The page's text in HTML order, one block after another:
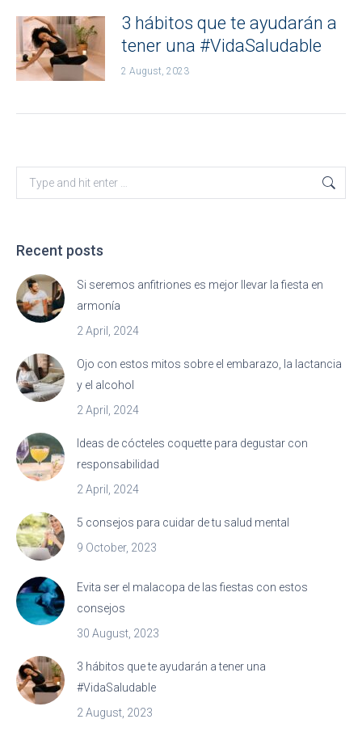
3 hábitos que te ayudarán a
tener una #VidaSaludable
2 August, 2023
Search:
Recent posts
Si seremos anfitriones es mejor llevar la fiesta en
armonía
2 April, 2024
Ojo con estos mitos sobre el embarazo, la lactancia
y el alcohol
2 April, 2024
Ideas de cócteles coquette para degustar con
responsabilidad
2 April, 2024
5 consejos para cuidar de tu salud mental
9 October, 2023
Evita ser el malacopa de las fiestas con estos
consejos
30 August, 2023
3 hábitos que te ayudarán a tener una
#VidaSaludable
2 August, 2023